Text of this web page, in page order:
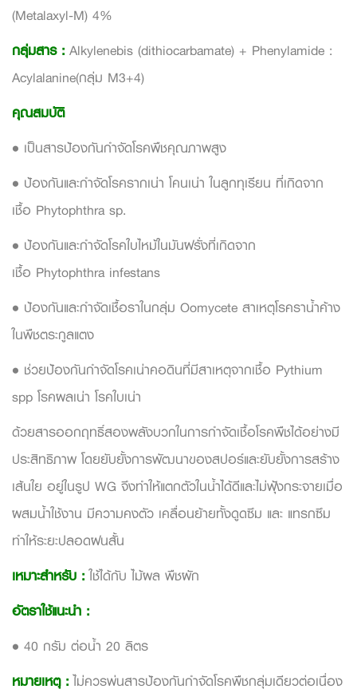
(Metalaxyl-M) 4%
กลุ่มสาร : Alkylenebis (dithiocarbamate) + Phenylamide :
Acylalanine(กลุ่ม M3+4)
คุณสมบัติ
• เป็นสารป้องกันกำจัดโรคพืชคุณภาพสูง
• ป้องกันและกำจัดโรครากเน่า โคนเน่า ในลูกทุเรียน ที่เกิดจาก
เชื้อ Phytophthra sp.
• ป้องกันและกำจัดโรคใบไหม้ในมันฝรั่งที่เกิดจาก
เชื้อ Phytophthra infestans
• ป้องกันและกำจัดเชื้อราในกลุ่ม Oomycete สาเหตุโรคราน้ำค้าง
ในพืชตระกูลแตง
• ช่วยป้องกันกำจัดโรคเน่าคอดินที่มีสาเหตุจากเชื้อ Pythium
spp โรคผลเน่า โรคใบเน่า
ด้วยสารออกฤทธิ์สองพลังบวกในการกำจัดเชื้อโรคพืชได้อย่างมี
ประสิทธิภาพ โดยยับยั้งการพัฒนาของสปอร์และยับยั้งการสร้าง
เส้นใย อยู่ในรูป WG จึงทำให้แตกตัวในน้ำได้ดีและไม่ฟุ้งกระจายเมื่อ
ผสมน้ำใช้งาน มีความคงตัว เคลื่อนย้ายทั้งดูดซึม และ แทรกซึม
ทำให้ระยะปลอดฝนสั้น
เหมาะสำหรับ : ใช้ได้กับ ไม้ผล พืชผัก
อัตราใช้แนะนำ :
• 40 กรัม ต่อน้ำ 20 ลิตร
หมายเหตุ : ไม่ควรพ่นสารป้องกันกำจัดโรคพืชกลุ่มเดียวต่อเนื่อง